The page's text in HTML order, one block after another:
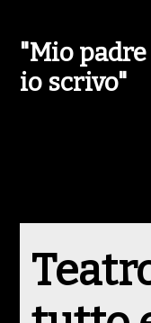
"Mio
io scrivo"